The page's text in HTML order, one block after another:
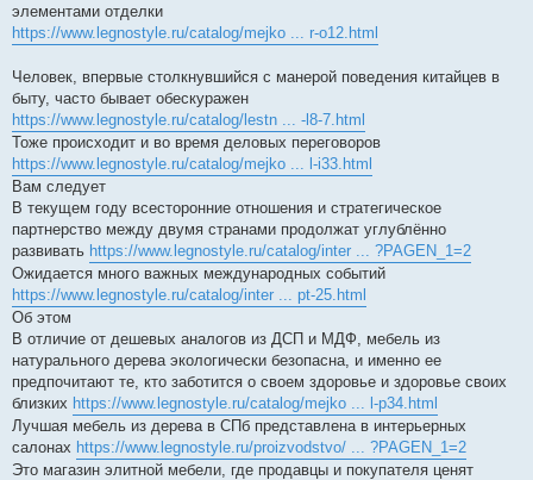
элементами отделки
https://www.legnostyle.ru/catalog/mejko ... r-o12.html
Человек, впервые столкнувшийся с манерой поведения китайцев в
быту, часто бывает обескуражен
https://www.legnostyle.ru/catalog/lestn ... -l8-7.html
Тоже происходит и во время деловых переговоров
https://www.legnostyle.ru/catalog/mejko ... l-i33.html
Вам следует
В текущем году всесторонние отношения и стратегическое
партнерство между двумя странами продолжат углублённо
развивать https://www.legnostyle.ru/catalog/inter ... ?PAGEN_1=2
Ожидается много важных международных событий
https://www.legnostyle.ru/catalog/inter ... pt-25.html
Об этом
В отличие от дешевых аналогов из ДСП и МДФ, мебель из
натурального дерева экологически безопасна, и именно ее
предпочитают те, кто заботится о своем здоровье и здоровье своих
близких https://www.legnostyle.ru/catalog/mejko ... l-p34.html
Лучшая мебель из дерева в СПб представлена в интерьерных
салонах https://www.legnostyle.ru/proizvodstvo/ ... ?PAGEN_1=2
Это магазин элитной мебели, где продавцы и покупателя ценят